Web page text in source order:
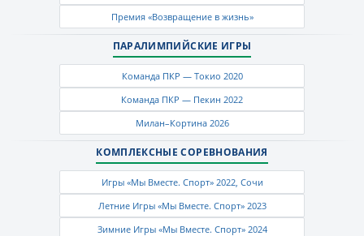
Премия «Возвращение в жизнь»
ПАРАЛИМПИЙСКИЕ ИГРЫ
Команда ПКР — Токио 2020
Команда ПКР — Пекин 2022
Милан–Кортина 2026
КОМПЛЕКСНЫЕ СОРЕВНОВАНИЯ
Игры «Мы Вместе. Спорт» 2022, Сочи
Летние Игры «Мы Вместе. Спорт» 2023
Зимние Игры «Мы Вместе. Спорт» 2024